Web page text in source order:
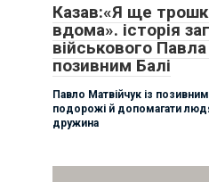
Казав:«Я ще
вдома». історія
військового
позивним Балі
Павло Матвійчук із
подорожі й допомагати
дружина